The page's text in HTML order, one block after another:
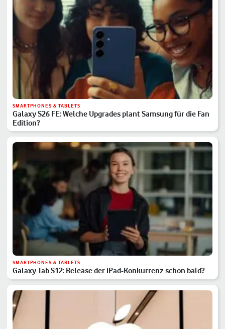
SMARTPHONES & TABLETS
Galaxy S26 FE: Welche Upgrades plant Samsung für die Fan
Edition?
SMARTPHONES & TABLETS
Galaxy Tab S12: Release der iPad-Konkurrenz schon bald?